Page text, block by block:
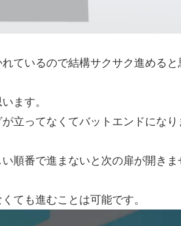
ているので結構サクサク進めると
ます。
立ってなくてバットエンドになり
順番で進まないと次の扉が開きま
ても進むことは可能です。